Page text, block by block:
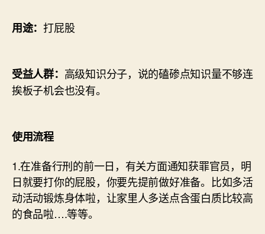
用途：打屁股
受益人群： 高级知识分子，说的磕碜点知识量不够连
挨板子机会也没有。
使用流程
1.在准备行刑的前一日，有关方面通知获罪官员，明
日就要打你的屁股，你要先提前做好准备。比如多活
动活动锻炼身体啦，让家里人多送点含蛋白质比较高
的食品啦….等等。